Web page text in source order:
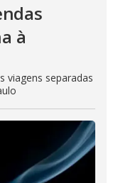
à
viagens separadas